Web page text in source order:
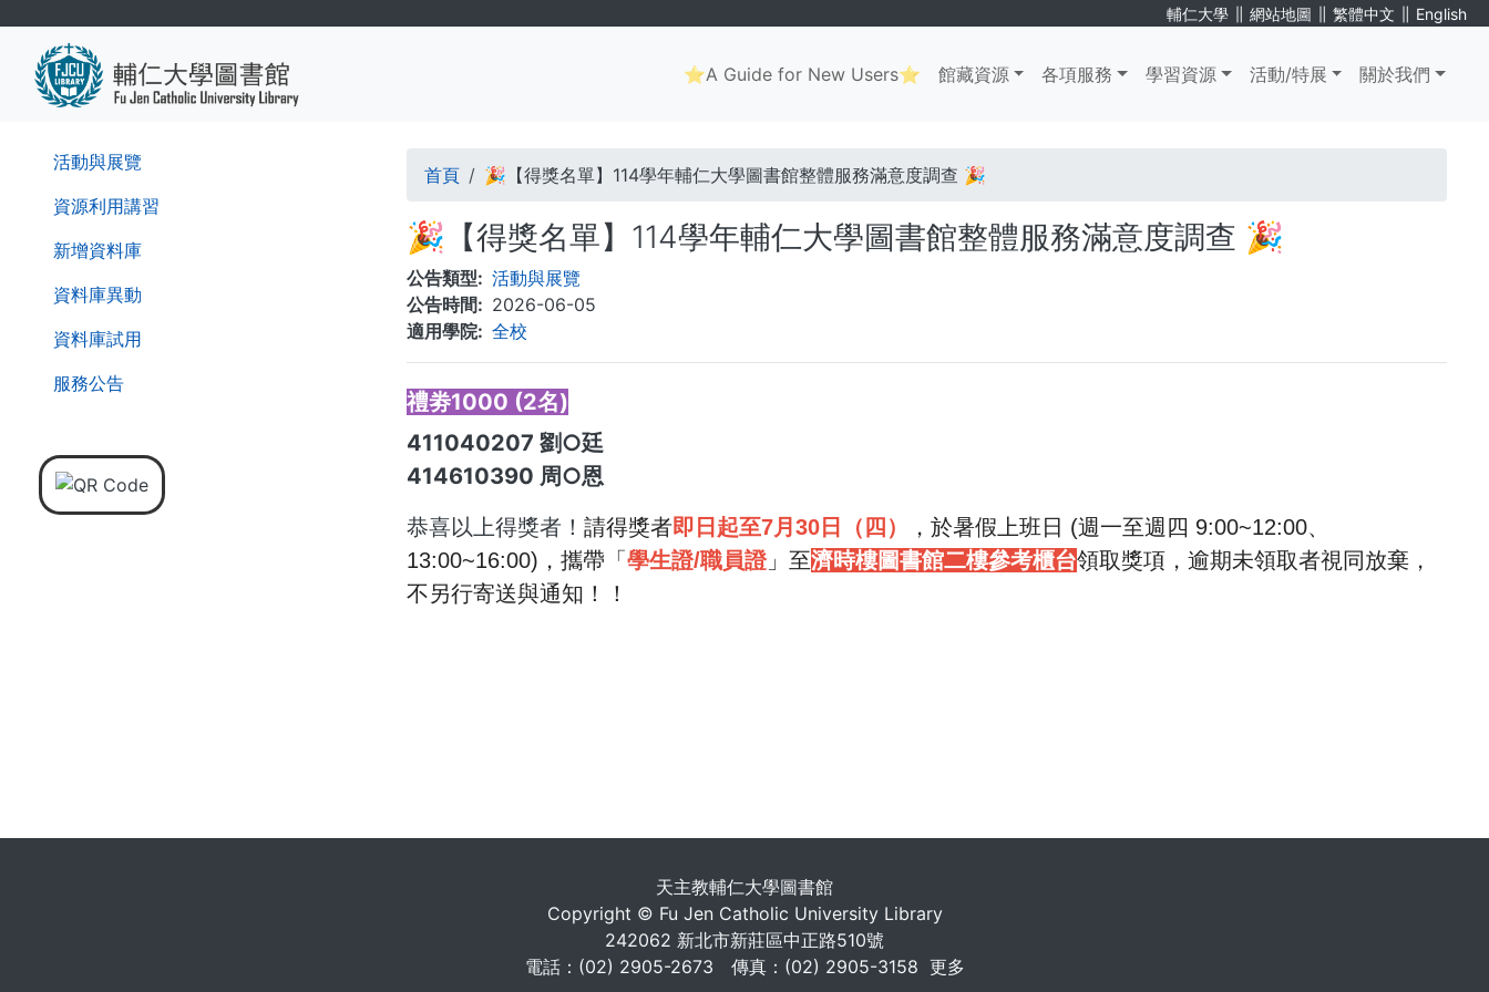
輔仁大學 ∥ 網站地圖 ∥ 繁體中文 ∥ English
Main
navigation
⭐A Guide for New Users⭐ 館藏資源 各項服務 學習資源 活動/特展 關於我們
活動與展覽
資源利用講習
新增資料庫
資料庫異動
資料庫試用
服務公告
導
航
連
結
首頁 🎉【得獎名單】114學年輔仁大學圖書館整體服務滿意度調查 🎉
🎉【得獎名單】114學年輔仁大學圖書館整體服務滿意度調查 🎉
公告類型
活動與展覽
公告時間
2026-06-05
適用學院
全校
禮劵1000 (2名)
411040207 劉○廷
414610390 周○恩
恭喜以上得獎者！ 請得獎者即日起⾄7⽉30⽇（四）
，於暑假上班⽇ (週⼀⾄週四 9:00~12:00、
13:00~16:00)，攜帶「 學⽣證/職員證」⾄濟時樓圖書館二樓參考櫃台領取獎項， 逾期未領取者視同放棄，
不另行寄送與通知！！
天主教輔仁大學圖書館
Copyright © Fu Jen Catholic University Library
242062 新北市新莊區中正路510號
電話：(02) 2905-2673 傳真：(02) 2905-3158 更多